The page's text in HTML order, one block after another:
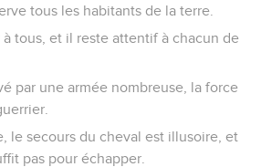
tous les habitants de la terre.
tous, et il reste attentif à chacun de
par une armée nombreuse, la force
le secours du cheval est illusoire, et
pas pour échapper.